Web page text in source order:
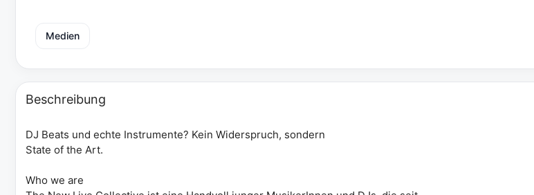
Medien
Beschreibung
DJ Beats und echte Instrumente? Kein Widerspruch, sondern
State of the Art.
Who we are